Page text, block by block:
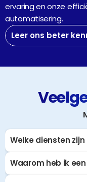
ervaring en onze
automatisering.
Leer ons beter
Welke diensten
Waarom heb ik